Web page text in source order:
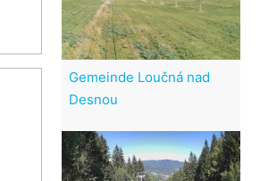
Gemeinde Loučná nad
Desnou